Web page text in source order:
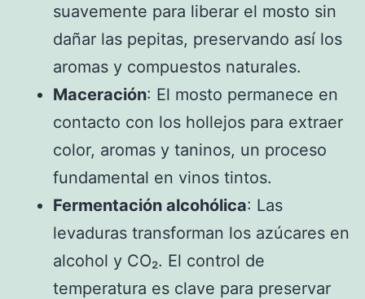
suavemente para liberar el mosto sin
dañar las pepitas, preservando así los
aromas y compuestos naturales.
Maceración: El mosto permanece en
contacto con los hollejos para extraer
color, aromas y taninos, un proceso
fundamental en vinos tintos.
Fermentación alcohólica: Las
levaduras transforman los azúcares en
alcohol y CO₂. El control de
temperatura es clave para preservar